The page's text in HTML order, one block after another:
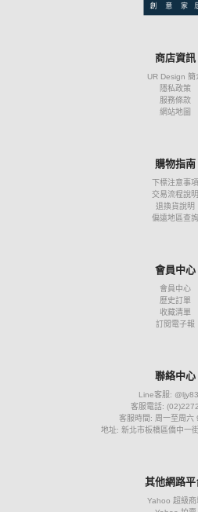
商店資訊
UR Design 簡
隱私政策
服務條款
網站地圖
購物指南
下標注意事項
交易流程說明
退換貨說明
偏遠地區查詢
會員中心
會員中心
歷史訂單
收藏清單
訂閱電子報
聯絡中心
Line客服:
客服電話:
客服時間: 周一至周六
地址: 新北市板橋區僑中一
其他網路平
Yahoo 超級商